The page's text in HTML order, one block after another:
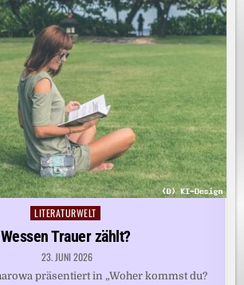
Posted
LITERATURWELT
Wessen Trauer zählt?
23. JUNI 2026
präsentiert in „Woher kommst du?